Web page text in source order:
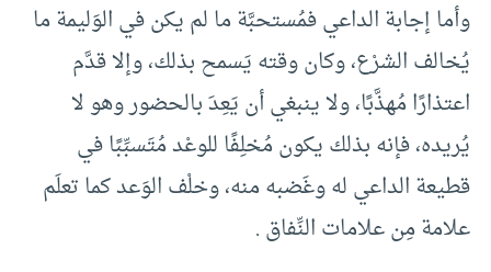
وأما إجابة الداعي فمُستحبَّة ما لم يكن في الوَليمة ما
يُخالف الشرْع، وكان وقته يَسمح بذلك، وإلا قدَّم
اعتذارًا مُهذَّبًا، ولا ينبغي أن يَعِدَ بالحضور وهو لا
يُريده، فإنه بذلك يكون مُخلِفًا للوعْد مُتَسبِّبًا في
قطيعة الداعي له وغَضبه منه، وخلْف الوَعد كما تعلَم
علامة مِن علامات النِّفاق .